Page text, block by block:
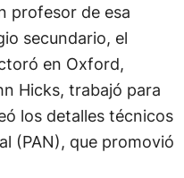
profesor de esa
secundario, el
en Oxford,
Hicks, trabajó para
los detalles técnicos
(PAN), que promovió